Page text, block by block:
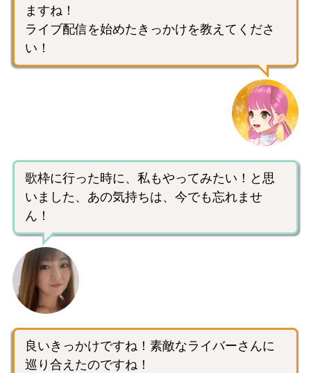
ますね！
ライブ配信を始めたきっかけを教えてくださ
い！
歌枠に行った時に、私もやってみたい！と思
いました、あの気持ちは、今でも忘れませ
ん！
良いきっかけですね！素敵なライバーさんに
巡り合えたのですね！